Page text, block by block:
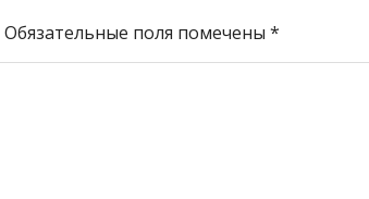
Обязательные поля помечены *